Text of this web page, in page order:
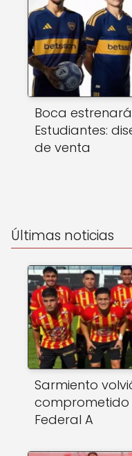
Boca
Estudiantes:
de venta
Últimas noticias
Sarmiento
comprometido
Federal A